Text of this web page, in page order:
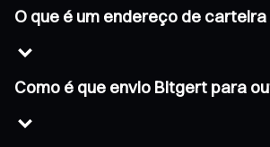
O que é um endereço de
Como é que envio Bitgert para